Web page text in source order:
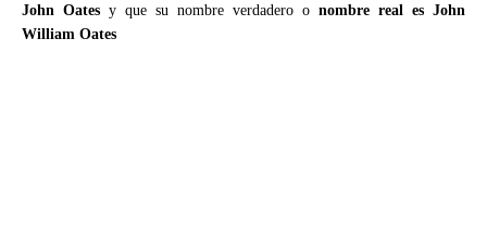
John Oates y que su nombre verdadero o nombre real es John
William Oates